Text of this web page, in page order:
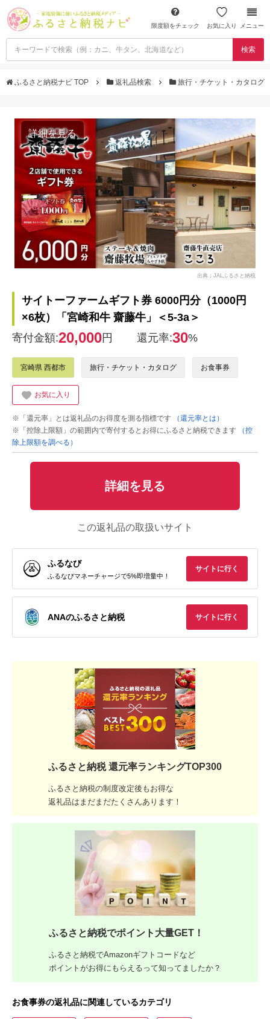
限度額をチェック お気に入り メニュー
検索
ふるさと納税ナビ TOP 返礼品検索 旅行・チケット・カタログ
詳細を見る
出典：JALふるさと納税
サイトーファームギフト券 6000円分（1000円
×6枚）「宮崎和牛 齋藤牛」＜5-3a＞
寄付金額:20,000円 還元率:30%
宮崎県 西都市 旅行・チケット・カタログ お食事券
お気に入り
※「還元率」とは返礼品のお得度を測る指標です
（還元率とは）
※「控除上限額」の範囲内で寄付するとお得にふるさと納税できます
（控
除上限額を調べる）
詳細を見る
この返礼品の取扱いサイト
ふるなび
ふるなびマネーチャージで5%即増量中！
サイトに行く
ANAのふるさと納税 サイトに行く
ふるさと納税 還元率ランキングTOP300
ふるさと納税の制度改定後もお得な
返礼品はまだまだたくさんあります！
ふるさと納税でポイント大量GET！
ふるさと納税でAmazonギフトコードなど
ポイントがお得にもらえるって知ってましたか？
お食事券の返礼品に関連しているカテゴリ